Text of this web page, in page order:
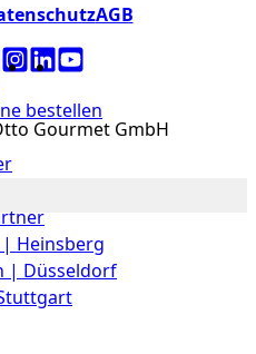
bestellen
Heinsberg
| Düsseldorf
AGB
Gourmet GmbH